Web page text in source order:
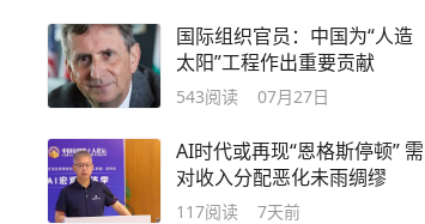
国际组织官员：中国为“人造
太阳”工程作出重要贡献
543阅读 07月27日
AI时代或再现“恩格斯停顿” 需
对收入分配恶化未雨绸缪
117阅读 7天前